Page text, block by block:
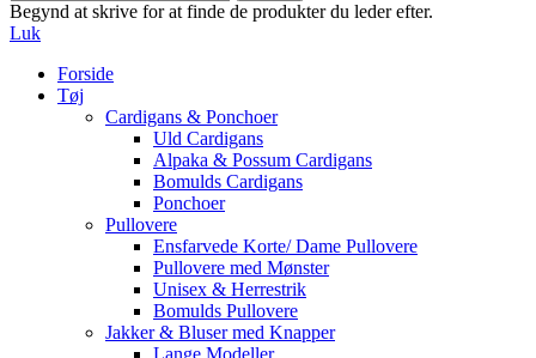
Begynd at skrive for at finde de produkter du leder efter.
Luk
Forside
Tøj
Cardigans & Ponchoer
Uld Cardigans
Alpaka & Possum Cardigans
Bomulds Cardigans
Ponchoer
Pullovere
Ensfarvede Korte/ Dame Pullovere
Pullovere med Mønster
Unisex & Herrestrik
Bomulds Pullovere
Jakker & Bluser med Knapper